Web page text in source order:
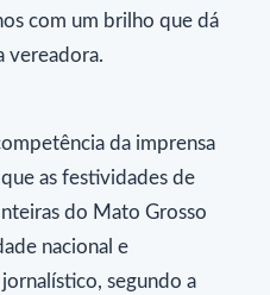
com um brilho que dá
vereadora.
da imprensa
as festividades de
do Mato Grosso
nacional e
segundo a